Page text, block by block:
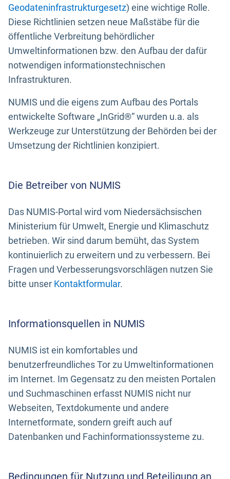
Geodateninfrastrukturgesetz) eine wichtige Rolle.
Diese Richtlinien setzen neue Maßstäbe für die
öffentliche Verbreitung behördlicher
Umweltinformationen bzw. den Aufbau der dafür
notwendigen informationstechnischen
Infrastrukturen.
NUMIS und die eigens zum Aufbau des Portals
entwickelte Software „InGrid®“ wurden u.a. als
Werkzeuge zur Unterstützung der Behörden bei der
Umsetzung der Richtlinien konzipiert.
Die Betreiber von NUMIS
Das NUMIS-Portal wird vom Niedersächsischen
Ministerium für Umwelt, Energie und Klimaschutz
betrieben. Wir sind darum bemüht, das System
kontinuierlich zu erweitern und zu verbessern. Bei
Fragen und Verbesserungsvorschlägen nutzen Sie
bitte unser Kontaktformular.
Informationsquellen in NUMIS
NUMIS ist ein komfortables und
benutzerfreundliches Tor zu Umweltinformationen
im Internet. Im Gegensatz zu den meisten Portalen
und Suchmaschinen erfasst NUMIS nicht nur
Webseiten, Textdokumente und andere
Internetformate, sondern greift auch auf
Datenbanken und Fachinformationssysteme zu.
Bedingungen für Nutzung und Beteiligung an